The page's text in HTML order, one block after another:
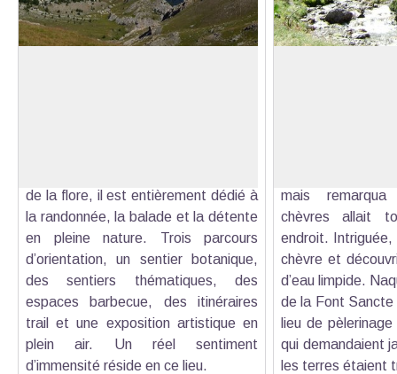
de la flore, il est entièrement dédié à
la randonnée, la balade et la détente
en pleine nature. Trois parcours
d’orientation, un sentier botanique,
des sentiers thématiques, des
espaces barbecue, des itinéraires
trail et une exposition artistique en
plein air. Un réel sentiment
d’immensité réside en ce lieu.
mais
chèvres allait
endroit.
chèvre et
d’eau limpide.
de la Font
lieu de
qui demandaient
les terres étaient